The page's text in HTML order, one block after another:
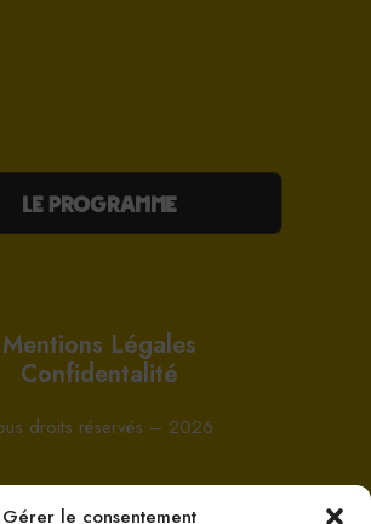
Gérer le consentement
Le Programme
Mentions Légales
Confidentalité
droits réservés – 2026